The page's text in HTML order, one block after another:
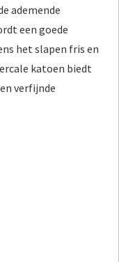
ademende
een goede
het slapen fris en
katoen biedt
verfijnde